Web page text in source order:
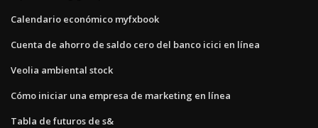
Calendario económico myfxbook
Cuenta de ahorro de saldo cero del banco icici en línea
Veolia ambiental stock
Cómo iniciar una empresa de marketing en línea
Tabla de futuros de s&